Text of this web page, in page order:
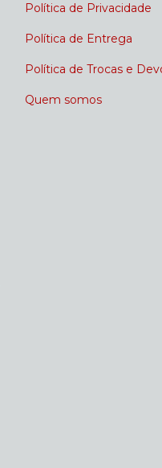
Política de Privacidade
Política de Entrega
Política de Trocas e
Quem somos